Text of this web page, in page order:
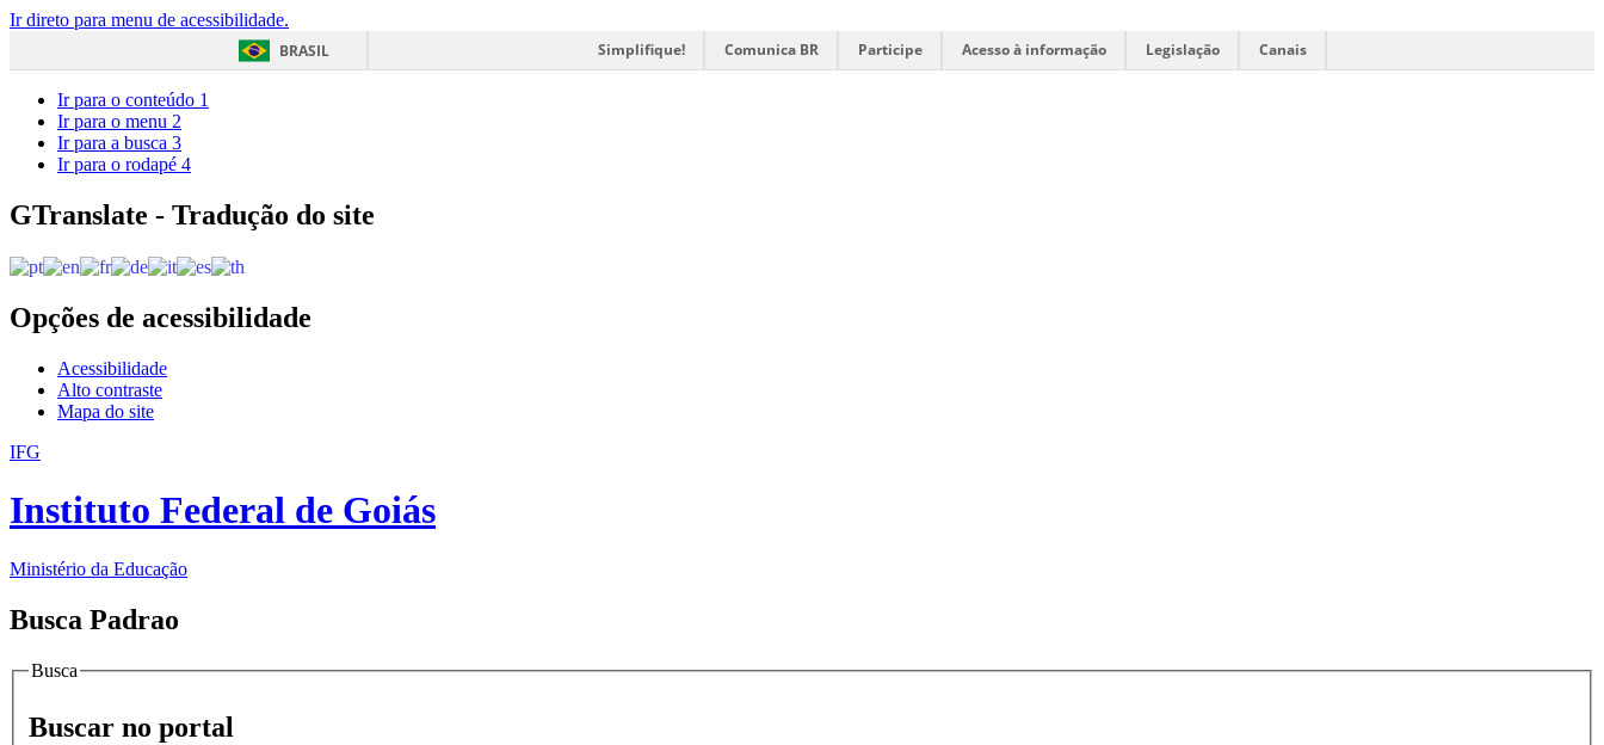
Ir direto para menu de acessibilidade.
BRASIL
Simplifique! Comunica BR Participe Acesso à informação Legislação Canais
Ir para o conteúdo 1
Ir para o menu 2
Ir para a busca 3
Ir para o rodapé 4
GTranslate - Tradução do site
Opções de acessibilidade
Acessibilidade
Alto contraste
Mapa do site
IFG
Instituto Federal de Goiás
Ministério da Educação
Busca Padrao
Busca
Buscar no portal